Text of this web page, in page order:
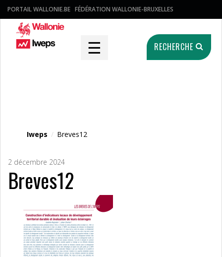
PORTAIL WALLONIE.BE FÉDÉRATION WALLONIE-BRUXELLES
☰ RECHERCHE
Iweps / Breves12
2 décembre 2024
Breves12